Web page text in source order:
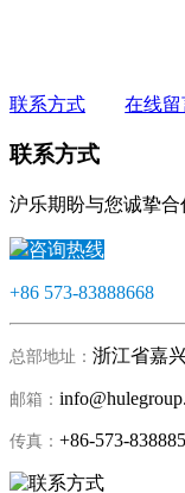
联系方式 在线留
联系方式
沪乐期盼与您诚挚合
咨询热线
+86 573-83888668
总部地址： 浙江省嘉
邮箱：
传真： +86-573-